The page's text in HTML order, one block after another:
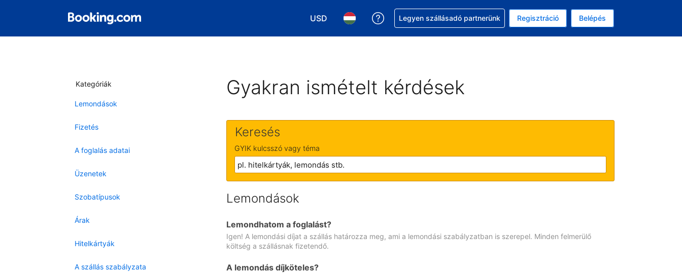
USD
Válasszon pénznemet. Jelenlegi kiválasztott pénznem: amerikai dollár
Válasszon nyelvet. Jelenleg kiválasztott nyelv: Magyar
Segítség a foglalással
Legyen szállásadó partnerünk Regisztráció Belépés
Kategóriák
Lemondások
Fizetés
A foglalás adatai
Üzenetek
Szobatípusok
Árak
Hitelkártyák
A szállás szabályzata
Gyakran ismételt kérdések
Keresés
GYIK kulcsszó vagy téma
Lemondások
Lemondhatom a foglalást?
Igen! A lemondási díjat a szállás határozza meg, ami a lemondási szabályzatban is szerepel. Minden felmerülő
költség a szállásnak fizetendő.
A lemondás díjköteles?